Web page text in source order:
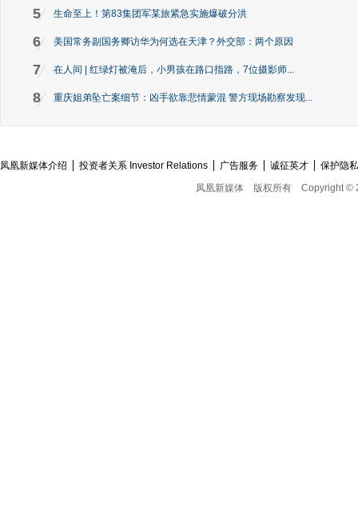
5 生命至上！第83集团军某旅紧急实施爆破分洪
6 美国常务副国务卿访华为何选在天津？外交部：两个原因
7 在人间 | 红绿灯被淹后，小男孩在路口指路，7位摄影师...
8 重庆姐弟坠亡案细节：凶手欲靠悲情蒙混 警方现场勘察发现...
凤凰新媒体介绍 投资者关系 Investor Relations 广告服务 诚征英才
保护隐
凤凰新媒体
版权所有 Copyright ©